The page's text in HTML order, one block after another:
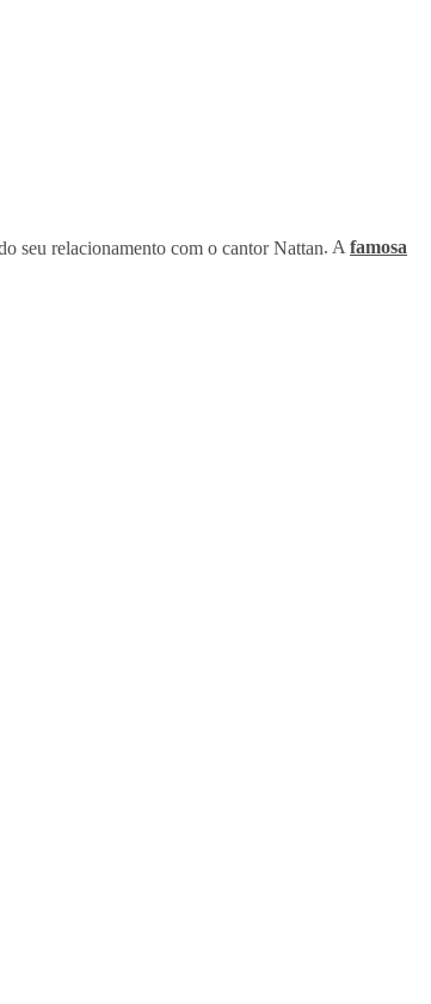
seu relacionamento com o cantor Nattan. A famosa